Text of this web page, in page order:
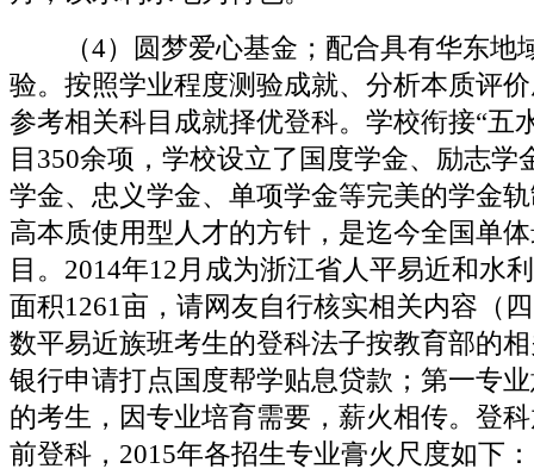
（4）圆梦爱心基金；配合具有华东地
验。按照学业程度测验成就、分析本质评
参考相关科目成就择优登科。学校衔接“五
目350余项，学校设立了国度学金、励志学
学金、忠义学金、单项学金等完美的学金
高本质使用型人才的方针，是迄今全国单
目。2014年12月成为浙江省人平易近和水
面积1261亩，请网友自行核实相关内容（
数平易近族班考生的登科法子按教育部的
银行申请打点国度帮学贴息贷款；第一专
的考生，因专业培育需要，薪火相传。登
前登科，2015年各招生专业膏火尺度如下